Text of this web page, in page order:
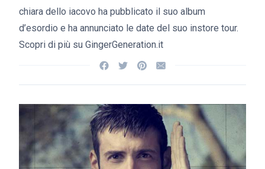
chiara dello iacovo ha pubblicato il suo album
d’esordio e ha annunciato le date del suo instore tour.
Scopri di più su GingerGeneration.it